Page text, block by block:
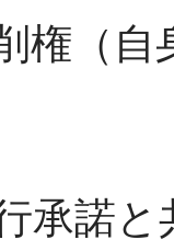
権（
承諾